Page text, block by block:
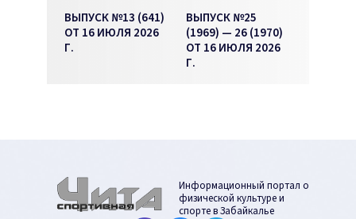
ВЫПУСК №13 (641)
ОТ 16 ИЮЛЯ 2026
Г.
ВЫПУСК №25
(1969) — 26 (1970)
ОТ 16 ИЮЛЯ 2026
Г.
Информационный портал о
физической культуре и
спорте в Забайкалье